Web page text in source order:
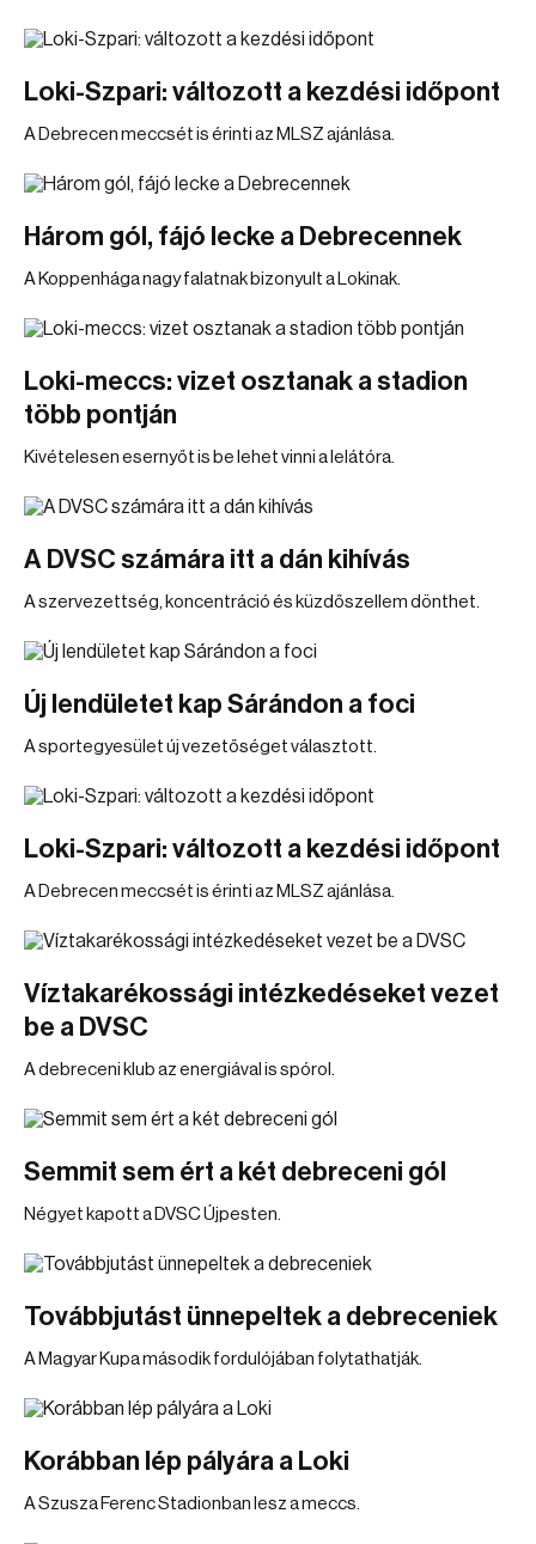
Loki-Szpari: változott a kezdési időpont
A Debrecen meccsét is érinti az MLSZ ajánlása.
Három gól, fájó lecke a Debrecennek
A Koppenhága nagy falatnak bizonyult a Lokinak.
Loki-meccs: vizet osztanak a stadion
több pontján
Kivételesen esernyőt is be lehet vinni a lelátóra.
A DVSC számára itt a dán kihívás
A szervezettség, koncentráció és küzdőszellem dönthet.
Új lendületet kap Sárándon a foci
A sportegyesület új vezetőséget választott.
Loki-Szpari: változott a kezdési időpont
A Debrecen meccsét is érinti az MLSZ ajánlása.
Víztakarékossági intézkedéseket vezet
be a DVSC
A debreceni klub az energiával is spórol.
Semmit sem ért a két debreceni gól
Négyet kapott a DVSC Újpesten.
Továbbjutást ünnepeltek a debreceniek
A Magyar Kupa második fordulójában folytathatják.
Korábban lép pályára a Loki
A Szusza Ferenc Stadionban lesz a meccs.